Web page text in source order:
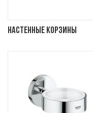
Настенные корзины